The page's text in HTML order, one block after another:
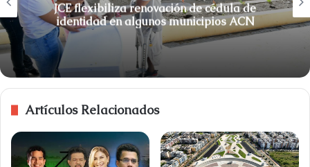
JCE flexibiliza renovación de cédula de
identidad en algunos municipios ACN
Artículos Relacionados